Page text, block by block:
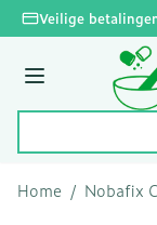
Ga naar de inhoud
1 van 1
Veilige
Menu
Home / Nobafix